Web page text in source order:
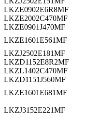
LKZE0902E6R8MF
LKZE2002C470MF
LKZE0901J470MF
LKZE1601E561MF
LKZJ2502E181MF
LKZD1152E8R2MF
LKZL1402C470MF
LKZD1151J560MF
LKZE1601E681MF
LKZJ3152E221MF